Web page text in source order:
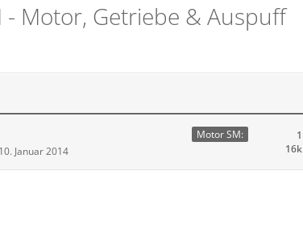
- Motor, Getriebe & Auspuff
Motor SM:
10. Januar 2014
1
16k